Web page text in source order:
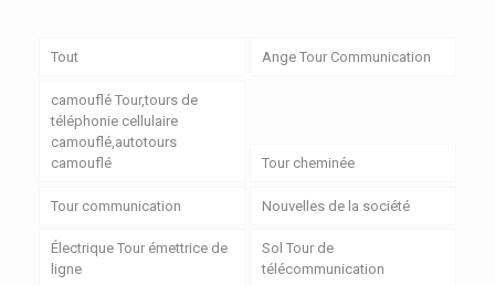
Tout Ange Tour Communication
camouflé Tour,tours de
téléphonie cellulaire
camouflé,autotours
camouflé
Tour cheminée
Tour communication Nouvelles de la société
Électrique Tour émettrice de
ligne
Sol Tour de
télécommunication